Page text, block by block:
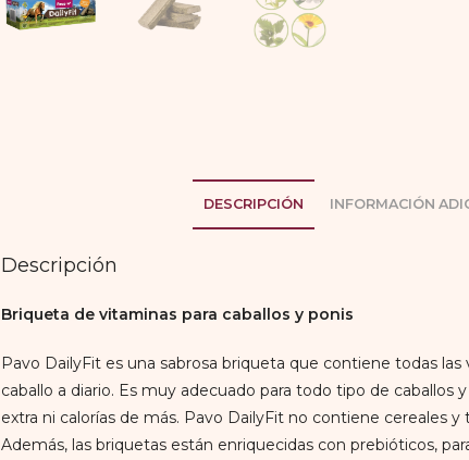
DESCRIPCIÓN INFORMACIÓN
Descripción
Briqueta de vitaminas para caballos y ponis
Pavo DailyFit es una sabrosa briqueta que contiene todas
caballo a diario. Es muy adecuado para todo tipo de
extra ni calorías de más. Pavo DailyFit no contiene cereales
Además, las briquetas están enriquecidas con prebióticos,